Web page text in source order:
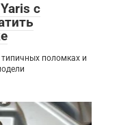
с
поломках и